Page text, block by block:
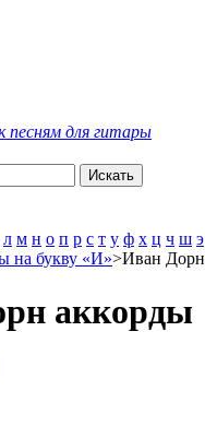
песням для гитары
л м н о п р с т у ф х ц ч ш э
на букву «И»>Иван Дорн
аккорды